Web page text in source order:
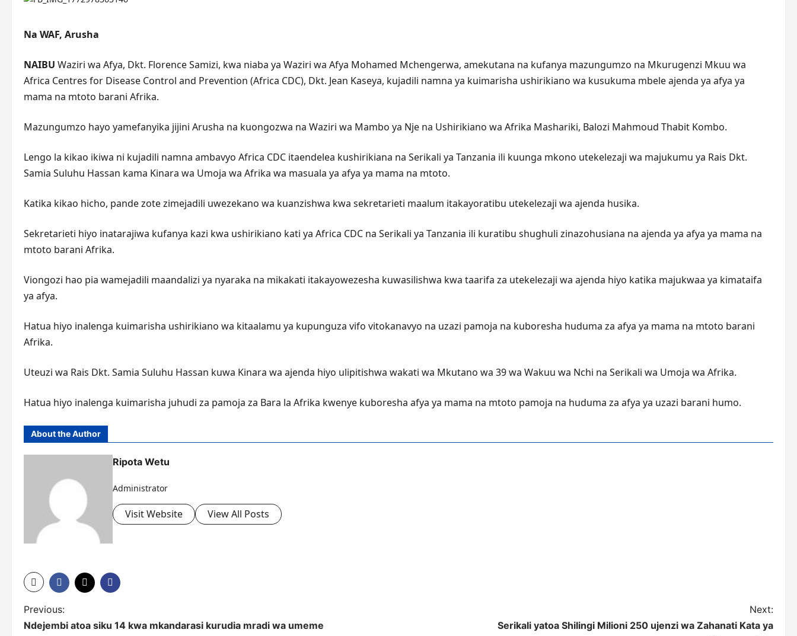
Na WAF, Arusha
NAIBU Waziri wa Afya, Dkt. Florence Samizi, kwa niaba ya Waziri wa Afya Mohamed Mchengerwa, amekutana na kufanya mazungumzo na Mkurugenzi Mkuu wa
Africa Centres for Disease Control and Prevention (Africa CDC), Dkt. Jean Kaseya, kujadili namna ya kuimarisha ushirikiano wa kusukuma mbele ajenda ya afya ya
mama na mtoto barani Afrika.
Mazungumzo hayo yamefanyika jijini Arusha na kuongozwa na Waziri wa Mambo ya Nje na Ushirikiano wa Afrika Mashariki, Balozi Mahmoud Thabit Kombo.
Lengo la kikao ikiwa ni kujadili namna ambavyo Africa CDC itaendelea kushirikiana na Serikali ya Tanzania ili kuunga mkono utekelezaji wa majukumu ya Rais Dkt.
Samia Suluhu Hassan kama Kinara wa Umoja wa Afrika wa masuala ya afya ya mama na mtoto.
Katika kikao hicho, pande zote zimejadili uwezekano wa kuanzishwa kwa sekretarieti maalum itakayoratibu utekelezaji wa ajenda husika.
Sekretarieti hiyo inatarajiwa kufanya kazi kwa ushirikiano kati ya Africa CDC na Serikali ya Tanzania ili kuratibu shughuli zinazohusiana na ajenda ya afya ya mama na
mtoto barani Afrika.
Viongozi hao pia wamejadili maandalizi ya nyaraka na mikakati itakayowezesha kuwasilishwa kwa taarifa za utekelezaji wa ajenda hiyo katika majukwaa ya kimataifa
ya afya.
Hatua hiyo inalenga kuimarisha ushirikiano wa kitaalamu ya kupunguza vifo vitokanavyo na uzazi pamoja na kuboresha huduma za afya ya mama na mtoto barani
Afrika.
Uteuzi wa Rais Dkt. Samia Suluhu Hassan kuwa Kinara wa ajenda hiyo ulipitishwa wakati wa Mkutano wa 39 wa Wakuu wa Nchi na Serikali wa Umoja wa Afrika.
Hatua hiyo inalenga kuimarisha juhudi za pamoja za Bara la Afrika kwenye kuboresha afya ya mama na mtoto pamoja na huduma za afya ya uzazi barani humo.
About the Author
Ripota Wetu
Administrator
Visit Website View All Posts
P
Previous:
Ndejembi atoa siku 14 kwa mkandarasi kurudia mradi wa umeme
Next:
Serikali yatoa Shilingi Milioni 250 ujenzi wa Zahanati Kata ya